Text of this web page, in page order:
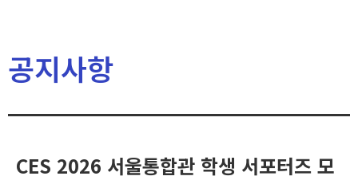
공지사항
CES 2026 서울통합관 학생 서포터즈 모